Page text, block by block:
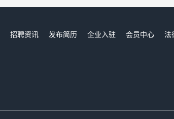
招聘资讯 发布简历 企业入驻 会员中心
法